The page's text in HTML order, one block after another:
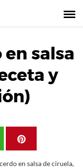
salsa
y
en salsa de ciruela,